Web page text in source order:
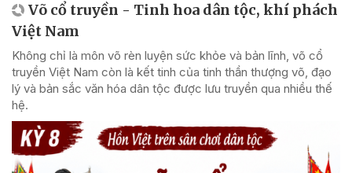
Võ cổ truyền - Tinh hoa dân tộc, khí phách
Việt Nam
Không chỉ là môn võ rèn luyện sức khỏe và bản lĩnh, võ cổ
truyền Việt Nam còn là kết tinh của tinh thần thượng võ, đạo
lý và bản sắc văn hóa dân tộc được lưu truyền qua nhiều thế
hệ.